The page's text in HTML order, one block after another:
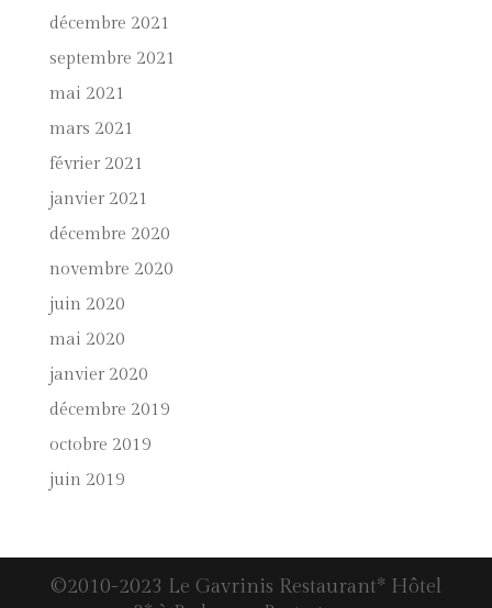
décembre 2021
septembre 2021
mai 2021
mars 2021
février 2021
janvier 2021
décembre 2020
novembre 2020
juin 2020
mai 2020
janvier 2020
décembre 2019
octobre 2019
juin 2019
©2010-2023 Le Gavrinis Restaurant* Hôtel